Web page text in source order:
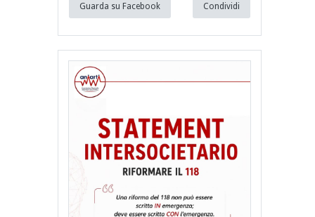
Guarda su Facebook Condividi